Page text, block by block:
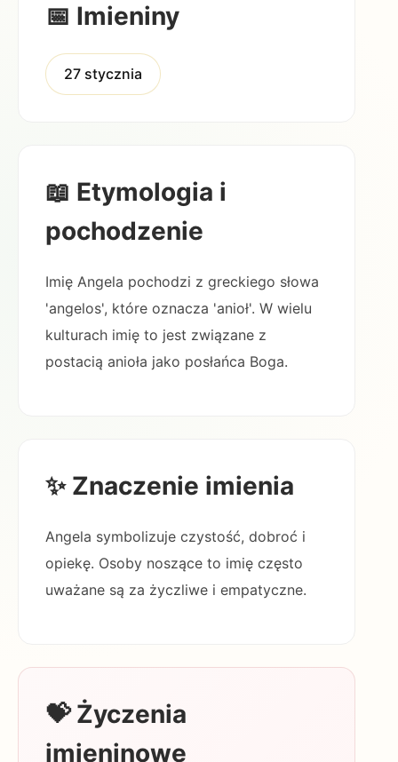
📅 Imieniny
27 stycznia
📖 Etymologia i
pochodzenie
Imię Angela pochodzi z greckiego słowa
'angelos', które oznacza 'anioł'. W wielu
kulturach imię to jest związane z
postacią anioła jako posłańca Boga.
✨ Znaczenie imienia
Angela symbolizuje czystość, dobroć i
opiekę. Osoby noszące to imię często
uważane są za życzliwe i empatyczne.
💝 Życzenia
imieninowe